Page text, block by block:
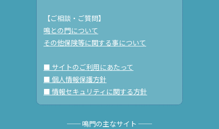
【ご相談・ご質問】
鳴との門について
その他保険等に関する事について
■ サイトのご利用にあたって
■ 個人情報保護方針
■ 情報セキュリティに関する方針
── 鳴門の主なサイト ──